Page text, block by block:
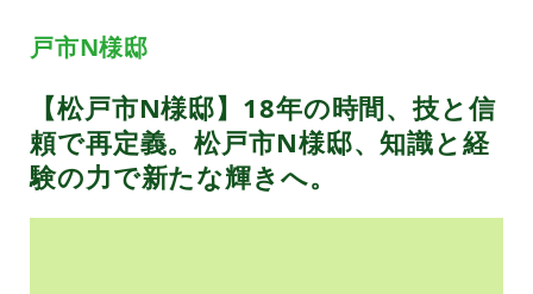
戸市N様邸
【松戸市N様邸】18年の時間、技と信
頼で再定義。松戸市N様邸、知識と経
験の力で新たな輝きへ。